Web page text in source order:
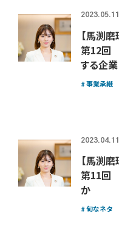
2023.05.11
【馬渕
第12回
する企業
事業承継
2023.04.11
【馬渕
第11回
か
旬なネタ